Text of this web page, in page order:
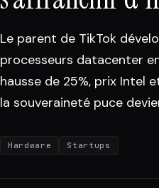
Le parent de TikTok
processeurs datacenter
hausse de 25%, prix Intel
la souveraineté puce
Hardware Startups